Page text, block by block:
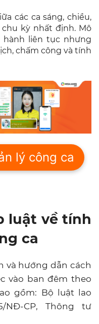
các ca sáng, chiều,
kỳ nhất định. Mô
liên tục nhưng
chấm công và tính
lý công ca
luật về tính
ca
và hướng dẫn cách
vào ban đêm theo
gồm: Bộ luật lao
NĐ-CP, Thông tư